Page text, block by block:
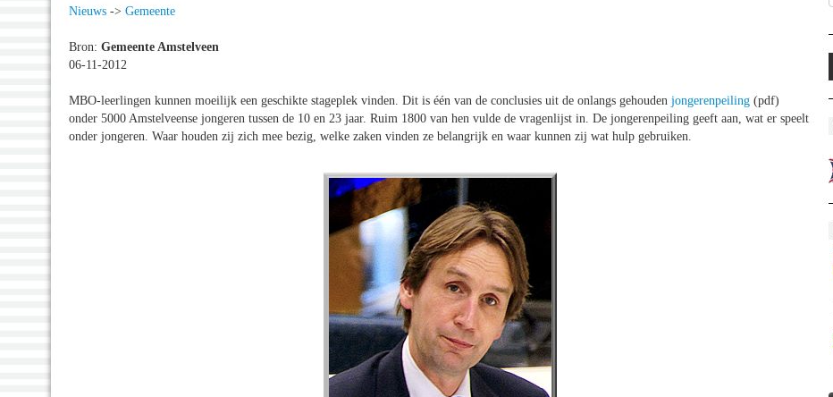
Nieuws -> Gemeente
Bron: Gemeente Amstelveen
06-11-2012
MBO-leerlingen kunnen moeilijk een geschikte stageplek vinden. Dit is één van de conclusies uit de onlangs gehouden jongerenpeiling (pdf)
onder 5000 Amstelveense jongeren tussen de 10 en 23 jaar. Ruim 1800 van hen vulde de vragenlijst in. De jongerenpeiling geeft aan, wat er speelt
onder jongeren. Waar houden zij zich mee bezig, welke zaken vinden ze belangrijk en waar kunnen zij wat hulp gebruiken.